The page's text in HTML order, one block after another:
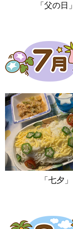
「父の日」
「七夕」